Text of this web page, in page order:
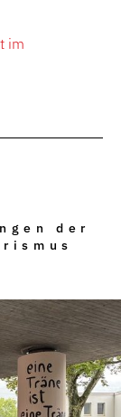
im
der